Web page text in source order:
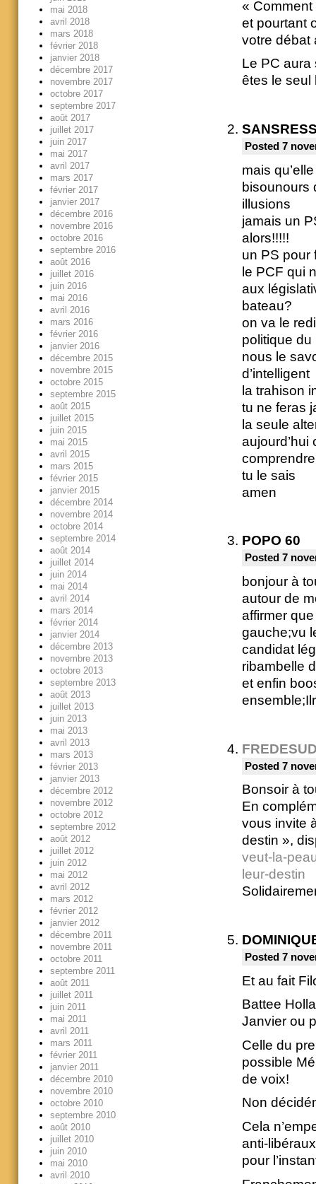
« Comment
et pourtant
votre débat
Le PC aura
êtes le seul
Posted 7
mais
bisounours
illusions
jamais un
alors!!!!!
un PS pour
le PCF qui
aux
bateau?
on va le
politique
nous le
d’intelligent
la trahison
tu ne feras
la seule
aujourd’hui
tu le sais
amen
POPO 60
Posted 7
bonjour à
autour de
affirmer
gauche;vu
candidat
ribambelle
et enfin
Posted 7
Bonsoir à
En
vous invite
destin »,
veut-la-
leur-destin
Posted 7
Et au fait
Battee
Janvier ou
Celle du
possible
de voix!
Non
Cela
anti-
pour
mai 2018
avril 2018
mars 2018
février 2018
janvier 2018
décembre 2017
novembre 2017
octobre 2017
septembre 2017
août 2017
juillet 2017
juin 2017
mai 2017
avril 2017
mars 2017
février 2017
janvier 2017
décembre 2016
novembre 2016
octobre 2016
septembre 2016
août 2016
juillet 2016
juin 2016
mai 2016
avril 2016
mars 2016
février 2016
janvier 2016
décembre 2015
novembre 2015
octobre 2015
septembre 2015
août 2015
juillet 2015
juin 2015
mai 2015
avril 2015
mars 2015
février 2015
janvier 2015
décembre 2014
novembre 2014
octobre 2014
septembre 2014
août 2014
juillet 2014
juin 2014
mai 2014
avril 2014
mars 2014
février 2014
janvier 2014
décembre 2013
novembre 2013
octobre 2013
septembre 2013
août 2013
juillet 2013
juin 2013
mai 2013
avril 2013
mars 2013
février 2013
janvier 2013
décembre 2012
novembre 2012
octobre 2012
septembre 2012
août 2012
juillet 2012
juin 2012
mai 2012
avril 2012
mars 2012
février 2012
janvier 2012
décembre 2011
novembre 2011
octobre 2011
septembre 2011
août 2011
juillet 2011
juin 2011
mai 2011
avril 2011
mars 2011
février 2011
janvier 2011
décembre 2010
novembre 2010
octobre 2010
septembre 2010
août 2010
juillet 2010
juin 2010
mai 2010
avril 2010